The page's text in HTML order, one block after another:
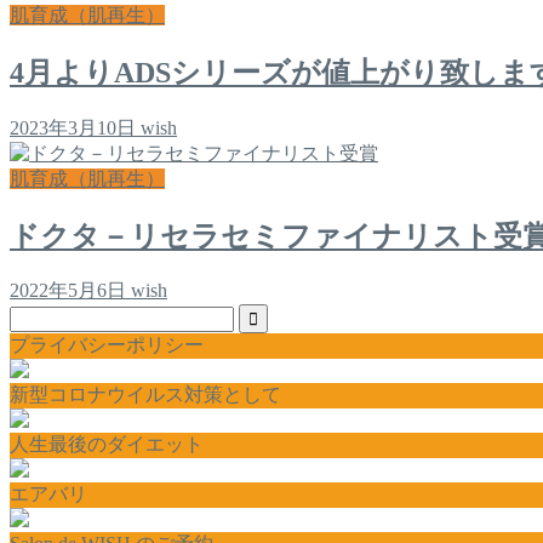
肌育成（肌再生）
4月よりADSシリーズが値上がり致しま
2023年3月10日 wish
肌育成（肌再生）
ドクタ－リセラセミファイナリスト受
2022年5月6日 wish
プライバシーポリシー
新型コロナウイルス対策として
人生最後のダイエット
エアバリ